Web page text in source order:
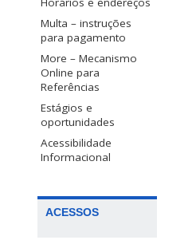
Multa – instruções
para pagamento
More – Mecanismo
Online para
Referências
Estágios e
oportunidades
Acessibilidade
Informacional
ACESSOS